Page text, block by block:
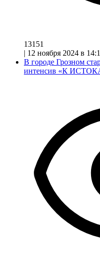
13151
| 12 ноября 2024 в
В городе Грозном
интенсив «К